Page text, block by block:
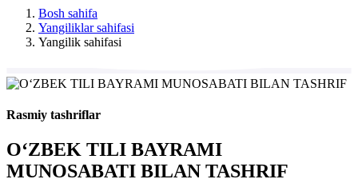
Bosh sahifa
Yangiliklar sahifasi
Yangilik sahifasi
Rasmiy tashriflar
O‘ZBEK TILI BAYRAMI
MUNOSABATI BILAN TASHRIF